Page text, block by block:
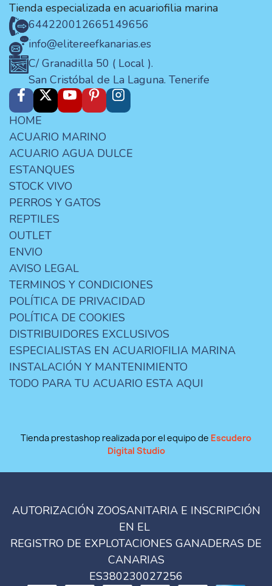
Tienda especializada en acuariofilia marina
644220012665149656
info@elitereefkanarias.es
C/ Granadilla 50 ( Local ).
San Cristóbal de La Laguna. Tenerife
HOME
ACUARIO MARINO
ACUARIO AGUA DULCE
ESTANQUES
STOCK VIVO
PERROS Y GATOS
REPTILES
OUTLET
ENVIO
AVISO LEGAL
TERMINOS Y CONDICIONES
POLÍTICA DE PRIVACIDAD
POLÍTICA DE COOKIES
DISTRIBUIDORES EXCLUSIVOS
ESPECIALISTAS EN ACUARIOFILIA MARINA
INSTALACIÓN Y MANTENIMIENTO
TODO PARA TU ACUARIO ESTA AQUI
Tienda prestashop realizada por el equipo de Escudero
Digital Studio
AUTORIZACIÓN ZOOSANITARIA E INSCRIPCIÓN
EN EL
REGISTRO DE EXPLOTACIONES GANADERAS DE
CANARIAS
ES380230027256